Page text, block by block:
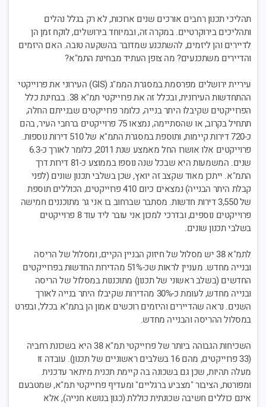
תהליכי תכנון רחבים אורכים שנים ארוכות, לא רק בגלל נהלים
ותהליכים בירוקרטיים. במקרה זה, ובמיוחד בירושלים, לוקח זמן הן
לדיירים והן ליזמים, להשתכנע שמדובר בהשקעה טובה. האם היזמים
והדיירים משתכנעים? מה צופן העתיד מבחינת התמ"א?
עיריית ירושלים מפרסמת במסגרת הממ"ג (GIS) העירוני את פרוייקטי
ההתחדשות העירונית, ובכלל זה את פרוייקטי תמ"א 38. בבחינת כלל
הפרוייקטים שקיבלו היתר בנייה, כלומר פרוייקטים שבנייתם החלה,
תתחיל בקרוב, או שהסתיימה, נמצאו 75 פרוייקטים ברחבי העיר, בהם
כ-720 דירות קיימות, ותוספת במסגרת התמ"א של 510 דירות נוספות.
פרוייקטים אלו אושרו החל מאמצע שנת 2011, כלומר לאורך כ-6.3
שנים. המשמעות היא שבכל שנה נוספו בממוצע כ-81 דירות דרך
התמ"א. ייתכן מאוד שקצב זה יואץ, שכן בשלבי תכנון שונים (לפני
קבלת היתר הבנייה) נמצאים כיום 410 פרוייקטים, הכוללים תוספת
של 3,550 דירות חדשות. מסתבר שברחוב בו אני גר מתוכננים חמישה
פרוייקטים נוספים, ובדרכי למכון אני עובר ליד עוד 8 פרוייקטים
בשלבי תכנון שונים.
לתמ"א 38 יש מסלול של חיזוק הבניין הקיים, ומסלול של הריסה
ובנייה מחדש. מעניין לראות שכ-51% מהדירות החדשות בפרוייקטים
החדשים (בשלב ראשוני של תכנון) מתוכננות במסלול של הריסה
ובנייה מחדש, לעומת כ-30% מהדירות שקיבלו היתר בנייה לאורך
השנים. נראה שהדיירים והיזמים רוכשים אמון הן בתמ"א בכלל, ובפרט
במסלול ההריסה והבנייה מחדש.
השכיחות הגבוהה ביותר של פרוייקטי תמ"א 38 היא בשכונת רחביה
(33 פרוייקטים, מהם 16 בשלבים ראשוניים של תכנון). עובדה זו
מעלה תהיות, שכן גם בשכונה בה קיימת תכנית מיתאר עדכנית
ומפורטת, הציבור "מצביע ברגליים" ומעדיף פרוייקטי תמ"א, שמטבעם
אינם כוללים חשיבה שכונתית כוללת (כגון בנושא חנייה), אלא